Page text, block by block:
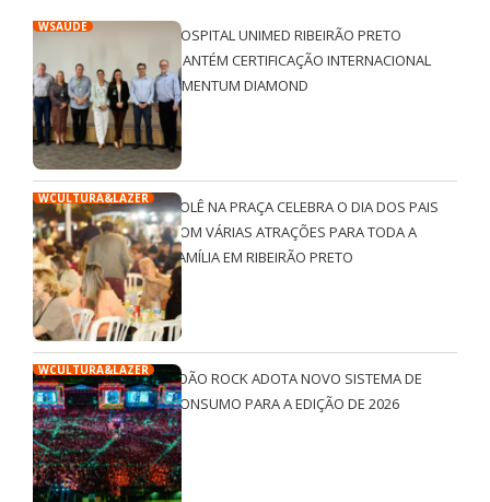
WSAÚDE
HOSPITAL UNIMED RIBEIRÃO PRETO
MANTÉM CERTIFICAÇÃO INTERNACIONAL
QMENTUM DIAMOND
WCULTURA&LAZER
ROLÊ NA PRAÇA CELEBRA O DIA DOS PAIS
COM VÁRIAS ATRAÇÕES PARA TODA A
FAMÍLIA EM RIBEIRÃO PRETO
WCULTURA&LAZER
JOÃO ROCK ADOTA NOVO SISTEMA DE
CONSUMO PARA A EDIÇÃO DE 2026